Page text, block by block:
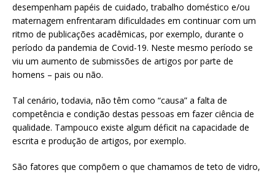
desempenham papéis de cuidado, trabalho doméstico e/ou
maternagem enfrentaram dificuldades em continuar com um
ritmo de publicações acadêmicas, por exemplo, durante o
período da pandemia de Covid-19. Neste mesmo período se
viu um aumento de submissões de artigos por parte de
homens – pais ou não.
Tal cenário, todavia, não têm como “causa” a falta de
competência e condição destas pessoas em fazer ciência de
qualidade. Tampouco existe algum déficit na capacidade de
escrita e produção de artigos, por exemplo.
São fatores que compõem o que chamamos de teto de vidro,